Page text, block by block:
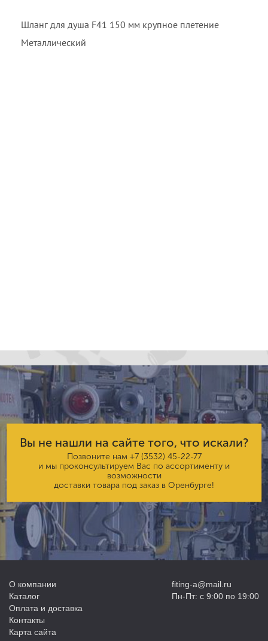
Шланг для душа F41 150 мм крупное плетение
Металлический
Вы не нашли на сайте того, что искали?
Позвоните нам +7 (3532) 45-22-77
и мы проконсультируем Вас по ассортименту и
возможности
доставки товара под заказ в Оренбурге!
О компании
Каталог
Оплата и доставка
Контакты
Карта сайта
fiting-a@mail.ru
Пн-Пт: с 9:00 по 19:00